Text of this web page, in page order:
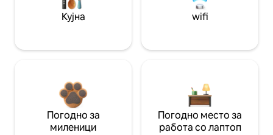
Кујна wifi
Погодно за
миленици
Погодно место за
работа со лаптоп